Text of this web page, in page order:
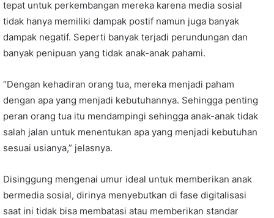
tepat untuk perkembangan mereka karena media sosial
tidak hanya memiliki dampak postif namun juga banyak
dampak negatif. Seperti banyak terjadi perundungan dan
banyak penipuan yang tidak anak-anak pahami.
“Dengan kehadiran orang tua, mereka menjadi paham
dengan apa yang menjadi kebutuhannya. Sehingga penting
peran orang tua itu mendampingi sehingga anak-anak tidak
salah jalan untuk menentukan apa yang menjadi kebutuhan
sesuai usianya,” jelasnya.
Disinggung mengenai umur ideal untuk memberikan anak
bermedia sosial, dirinya menyebutkan di fase digitalisasi
saat ini tidak bisa membatasi atau memberikan standar